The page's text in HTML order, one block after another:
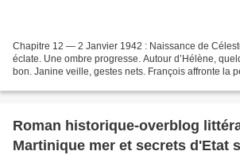
Chapitre 12 — 2 Janvier 1942 : Naissance de
éclate. Une ombre progresse. Autour d’Hélène,
bon. Janine veille, gestes nets. François affronte la
Roman historique-overblog
Martinique mer et secrets d'Etat